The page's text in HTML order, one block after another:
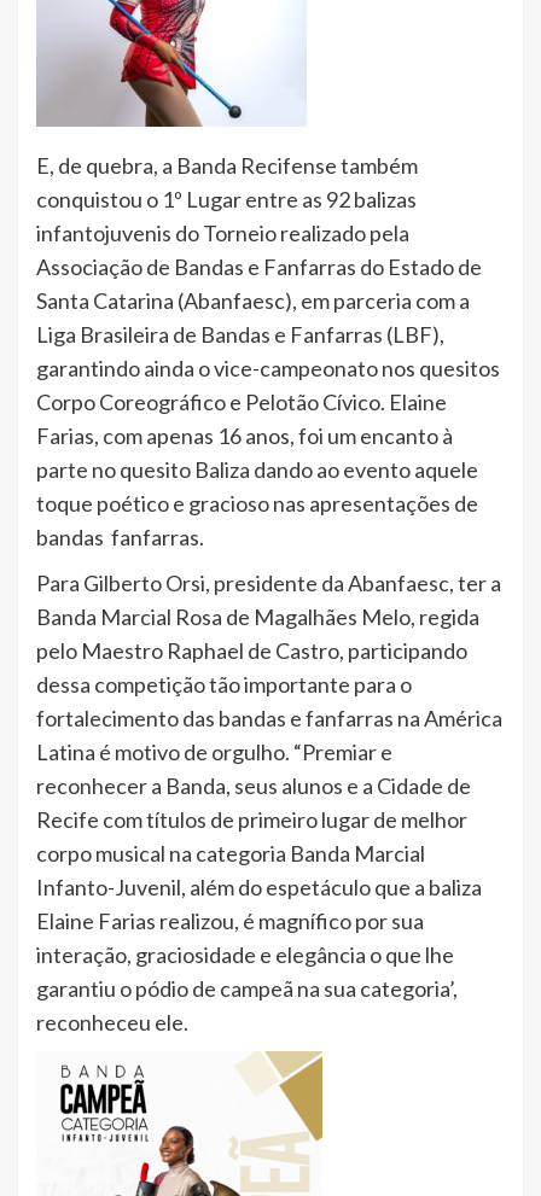
E, de quebra, a Banda Recifense também
conquistou o 1º Lugar entre as 92 balizas
infantojuvenis do Torneio realizado pela
Associação de Bandas e Fanfarras do Estado de
Santa Catarina (Abanfaesc), em parceria com a
Liga Brasileira de Bandas e Fanfarras (LBF),
garantindo ainda o vice-campeonato nos quesitos
Corpo Coreográfico e Pelotão Cívico. Elaine
Farias, com apenas 16 anos, foi um encanto à
parte no quesito Baliza dando ao evento aquele
toque poético e gracioso nas apresentações de
bandas fanfarras.
Para Gilberto Orsi, presidente da Abanfaesc, ter a
Banda Marcial Rosa de Magalhães Melo, regida
pelo Maestro Raphael de Castro, participando
dessa competição tão importante para o
fortalecimento das bandas e fanfarras na América
Latina é motivo de orgulho. “Premiar e
reconhecer a Banda, seus alunos e a Cidade de
Recife com títulos de primeiro lugar de melhor
corpo musical na categoria Banda Marcial
Infanto-Juvenil, além do espetáculo que a baliza
Elaine Farias realizou, é magnífico por sua
interação, graciosidade e elegância o que lhe
garantiu o pódio de campeã na sua categoria’,
reconheceu ele.